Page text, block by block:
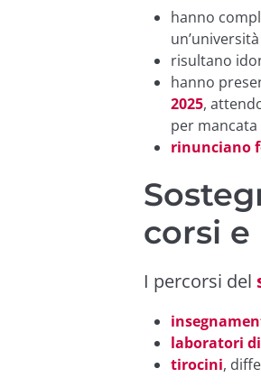
hanno
risultano
hanno
2025,
per
rinunciano
corsi
I percorsi del
laboratori
tirocini,